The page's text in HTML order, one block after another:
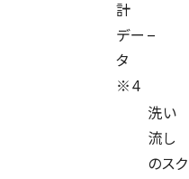
計
デー
タ
※4
–
洗い
流し
のスク